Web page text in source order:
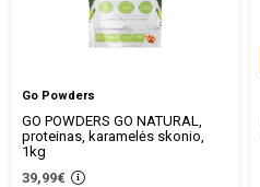
Go Powders
GO POWDERS GO NATURAL,
proteinas, karamelės skonio,
1kg
39,99€